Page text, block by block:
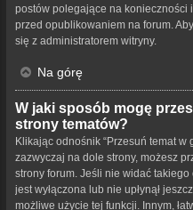
postów polegające na konieczności
przed opublikowaniem na forum.
się z administratorem witryny.
Na górę
W jaki sposób mogę
strony tematów?
Klikając odnośnik “Przesuń temat w
zazwyczaj na dole strony, możesz
strony forum. Jeśli nie widać
jest wyłączona lub nie upłynął
możliwe użycie tej funkcji. Innym,